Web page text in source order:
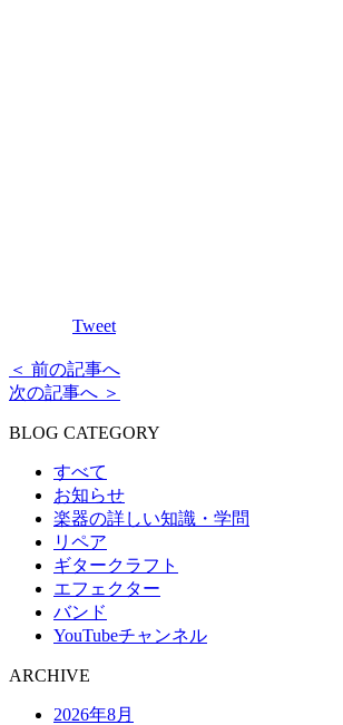
Tweet
＜ 前の記事へ
次の記事へ ＞
BLOG CATEGORY
すべて
お知らせ
楽器の詳しい知識・学問
リペア
ギタークラフト
エフェクター
バンド
YouTubeチャンネル
ARCHIVE
2026年8月